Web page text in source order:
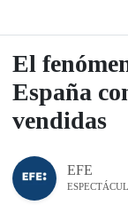
El
España
vendidas
EFE